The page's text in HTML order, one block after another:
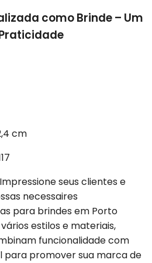
como Brinde – Um
cm
Impressione seus clientes e
necessaires
para brindes em Porto
estilos e materiais,
funcionalidade com
para promover sua marca de